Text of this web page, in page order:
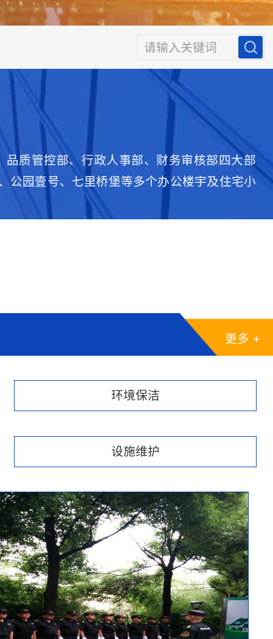
请输入关键词
质管控部、行政人事部、财务审核部四大部
公园壹号、七里桥堡等多个办公楼宇及住宅小
更多 +
环境保洁
设施维护